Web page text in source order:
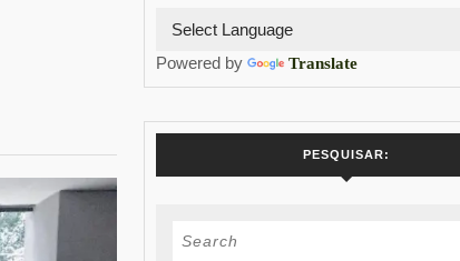
Powered by Translate
PESQUISAR:
Search